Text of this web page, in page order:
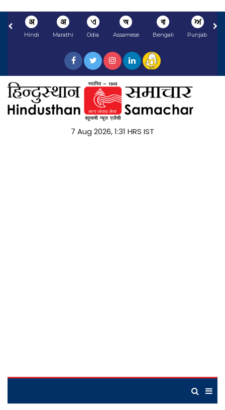
अ
Hindi
अ
Marathi
ଏ
Odia
অ
Assamese
বা
Bengali
ਅ
Punjabi
7 Aug 2026, 1:31 HRS IST